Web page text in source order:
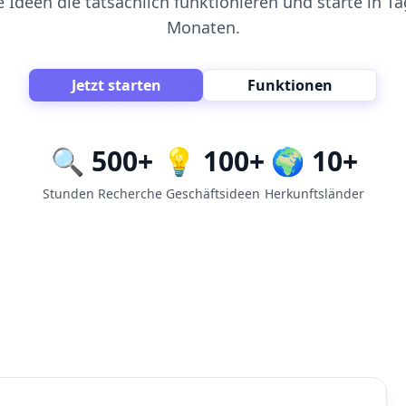
Monaten.
Jetzt starten Funktionen
🔍 500+
Stunden Recherche
💡 100+
Geschäftsideen
🌍 10+
Herkunftsländer